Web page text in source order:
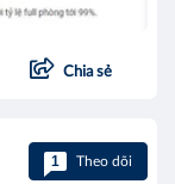
Chia sẻ
1 Theo dõi